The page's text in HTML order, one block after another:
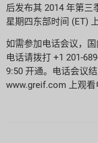
后发布其 2014 年第三
星期四东部时间 (ET)
如需参加电话会议，
电话请拨打 +1 201-
9:50 开通。电话会议
www.greif.com 上观看